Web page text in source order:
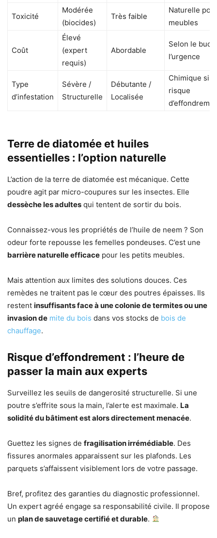
Toxicité
Modérée
(biocides)
Très faible
Naturelle
meubles
Coût
Élevé
(expert
requis)
Abordable
Selon le
l’urgence
Type
d’infestation
Sévère /
Structurelle
Débutante /
Localisée
Chimique si
risque
Terre de diatomée et huiles
essentielles : l’option naturelle
L’action de la terre de diatomée est mécanique. Cette
poudre agit par micro-coupures sur les insectes. Elle
dessèche les adultes qui tentent de sortir du bois.
Connaissez-vous les propriétés de l’huile de neem ? Son
odeur forte repousse les femelles pondeuses. C’est une
barrière naturelle efficace pour les petits meubles.
Mais attention aux limites des solutions douces. Ces
remèdes ne traitent pas le cœur des poutres épaisses. Ils
restent insuffisants face à une colonie de termites ou une
invasion de mite du bois dans vos stocks de bois de
chauffage.
Risque d’effondrement : l’heure de
passer la main aux experts
Surveillez les seuils de dangerosité structurelle. Si une
poutre s’effrite sous la main, l’alerte est maximale. La
solidité du bâtiment est alors directement menacée.
Guettez les signes de fragilisation irrémédiable. Des
fissures anormales apparaissent sur les plafonds. Les
parquets s’affaissent visiblement lors de votre passage.
Bref, profitez des garanties du diagnostic professionnel.
Un expert agréé engage sa responsabilité civile. Il propose
un plan de sauvetage certifié et durable.